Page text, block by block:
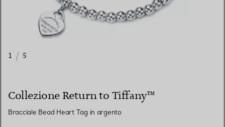
1 / 5
Collezione Return to Tiffany™
Bracciale Bead Heart Tag in argento